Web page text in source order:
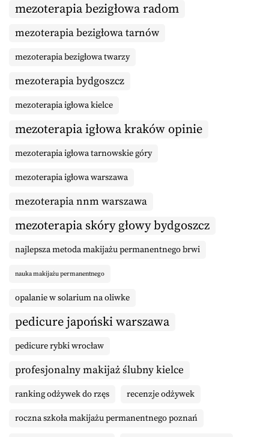
mezoterapia bezigłowa radom
mezoterapia bezigłowa tarnów
mezoterapia bezigłowa twarzy
mezoterapia bydgoszcz
mezoterapia igłowa kielce
mezoterapia igłowa kraków opinie
mezoterapia igłowa tarnowskie góry
mezoterapia igłowa warszawa
mezoterapia nnm warszawa
mezoterapia skóry głowy bydgoszcz
najlepsza metoda makijażu permanentnego brwi
nauka makijażu permanentnego
opalanie w solarium na oliwke
pedicure japoński warszawa
pedicure rybki wrocław
profesjonalny makijaż ślubny kielce
ranking odżywek do rzęs recenzje odżywek
roczna szkoła makijażu permanentnego poznań